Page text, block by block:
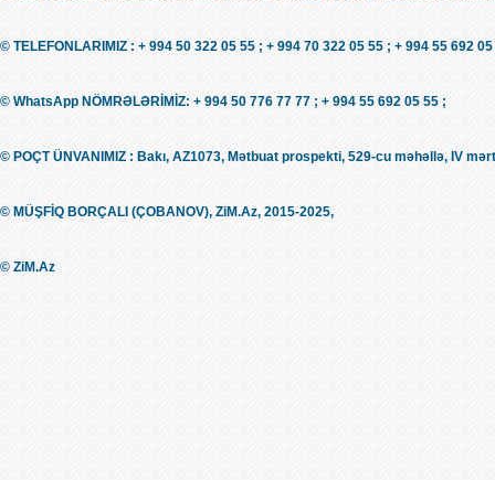
© TELEFONLARIMIZ : + 994 50 322 05 55 ; + 994 70 322 05 55 ; + 994 55 692
© WhatsApp NÖMRƏLƏRİMİZ: + 994 50 776 77 77 ; + 994 55 692 05 55 ;
© POÇT ÜNVANIMIZ : Bakı, AZ1073, Mətbuat prospekti, 529-cu məhəllə, IV
© MÜŞFİQ BORÇALI (ÇOBANOV), ZiM.Az, 2015-2025,
© ZiM.Az